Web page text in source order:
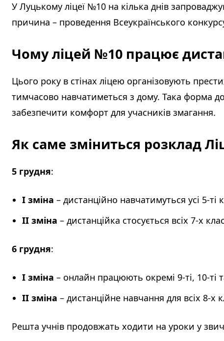
У Луцькому ліцеї №10 на кілька днів
причина – проведення Всеукраїнського
Чому ліцей №10 працює
Цього року в стінах ліцею організовують
тимчасово навчатиметься з дому. Така форма
забезпечити комфорт для учасників змагання.
Як саме зміниться розклад
5 грудня:
І зміна – дистанційно навчатимуться усі 5-ті
ІІ зміна – дистанційка стосується всіх 7-х
6 грудня:
І зміна – онлайн працюють окремі 9-ті, 10-ті
ІІ зміна – дистанційне навчання для всіх 8-х
Решта учнів продовжать ходити на уроки у